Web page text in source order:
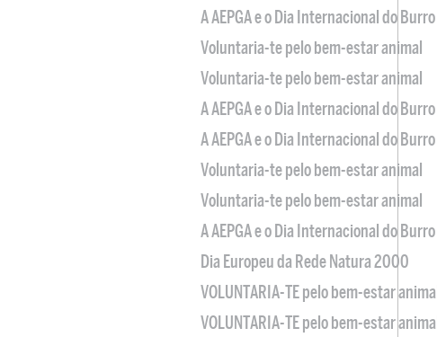
A AEPGA e o Dia Internacional do Burro
Voluntaria-te pelo bem-estar animal
Voluntaria-te pelo bem-estar animal
A AEPGA e o Dia Internacional do Burro
A AEPGA e o Dia Internacional do Burro
Voluntaria-te pelo bem-estar animal
Voluntaria-te pelo bem-estar animal
A AEPGA e o Dia Internacional do Burro
Dia Europeu da Rede Natura 2000
VOLUNTARIA-TE pelo bem-estar animal
VOLUNTARIA-TE pelo bem-estar animal